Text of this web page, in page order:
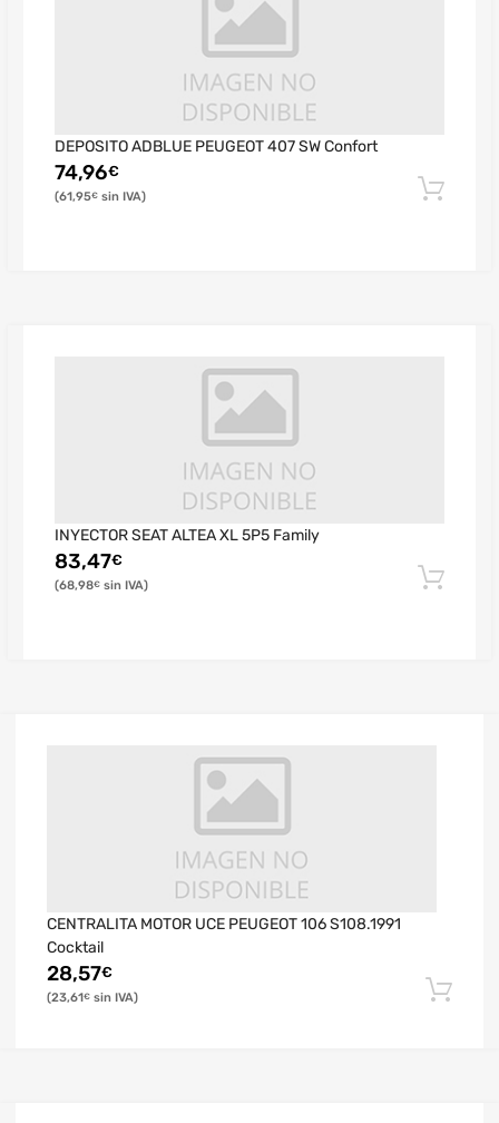
DEPOSITO ADBLUE PEUGEOT 407 SW Confort
74,96€
61,95€
INYECTOR SEAT ALTEA XL 5P5 Family
83,47€
68,98€
CENTRALITA MOTOR UCE PEUGEOT 106 S108.1991
Cocktail
28,57€
23,61€